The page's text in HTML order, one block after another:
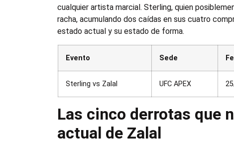
cualquier artista marcial. Sterling, quien
racha, acumulando dos caídas en sus cuatro
estado actual y su estado de forma.
Evento Sede
Sterling vs Zalal UFC APEX
Las cinco derrotas que
actual de Zalal